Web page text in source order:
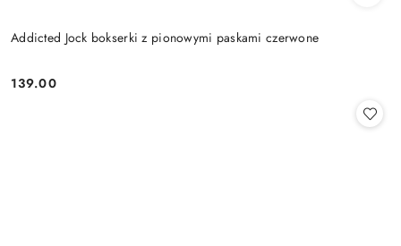
Addicted Jock bokserki z pionowymi paskami czerwone
Cena:
139.00